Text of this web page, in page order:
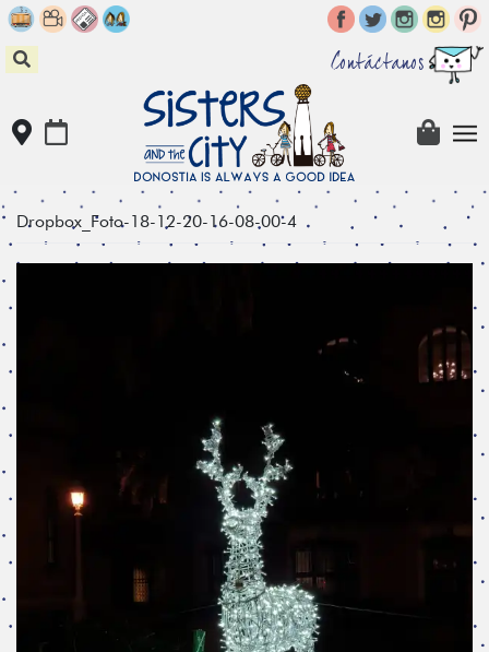
Skip
to
content
Contáctanos
Dropbox_Foto-18-12-20-16-08-00-4